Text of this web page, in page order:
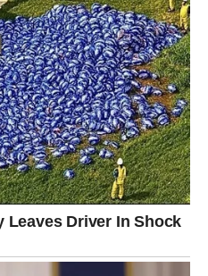
izabrali ovaj par tokom
životu, vjeridbi ili
ljubav dolazi onda kada je
kada ti je najpotrebnija.